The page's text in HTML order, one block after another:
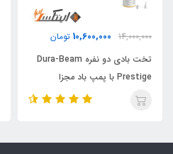
14,000,000
10,600,000 تومان
تخت بادی دو نفره Dura-Beam
Prestige با پمپ باد مجزا